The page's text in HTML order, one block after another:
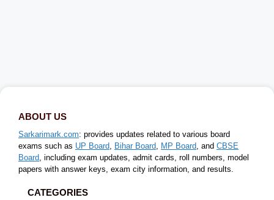
ABOUT US
Sarkarimark.com: provides updates related to various board
exams such as UP Board, Bihar Board, MP Board, and CBSE
Board, including exam updates, admit cards, roll numbers, model
papers with answer keys, exam city information, and results.
CATEGORIES